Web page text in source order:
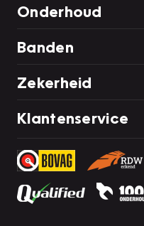
Onderhoud
Banden
Zekerheid
Klantenservice